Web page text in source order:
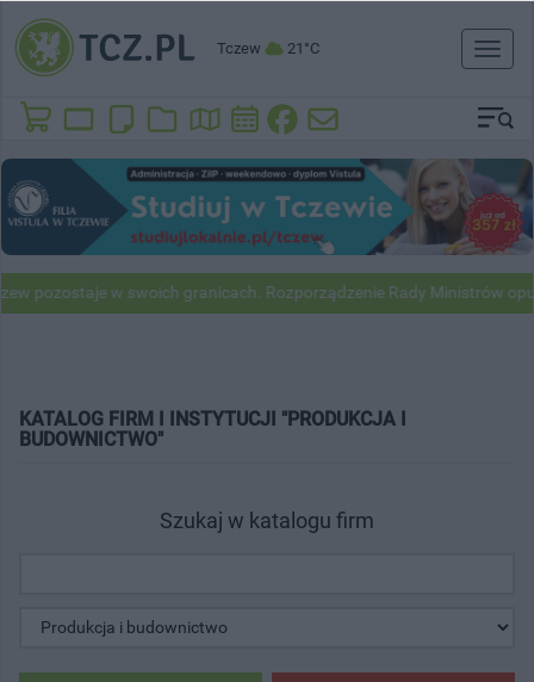
Tczew 21°C
Toggle
pozostaje w swoich granicach. Rozporządzenie Rady Ministrów
KATALOG FIRM I INSTYTUCJI "PRODUKCJA I
BUDOWNICTWO"
Szukaj w katalogu firm